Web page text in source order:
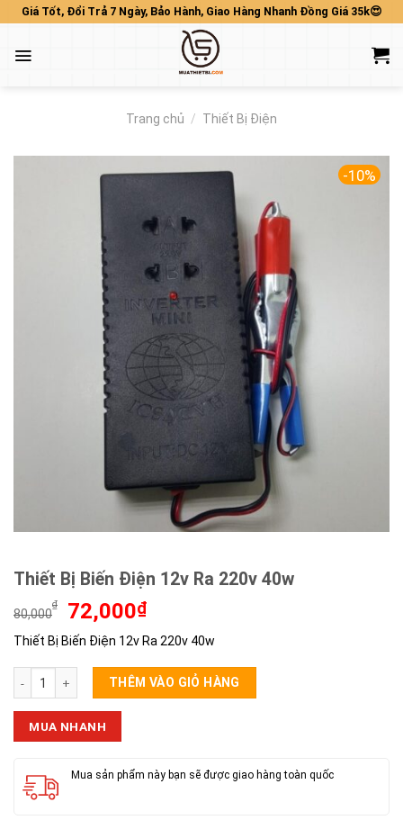
Skip
content
Giá Tốt, Đổi Trả 7 Ngày, Bảo Hành, Giao Hàng Nhanh Đồng Giá 35k😍
Trang chủ / Thiết Bị Điện
-10%
Thiết Bị Biến Điện 12v Ra 220v 40w
80,000
₫
Giá
gốc
là:
80,000₫.
72,000₫Giá
tại
là:
72,000₫.
Thiết Bị Biến Điện 12v Ra 220v 40w
Thiết Bị Biến Điện 12v Ra 220v 40w số lượng
THÊM VÀO GIỎ HÀNG
MUA NHANH
Mua sản phẩm này bạn sẽ được giao hàng toàn quốc